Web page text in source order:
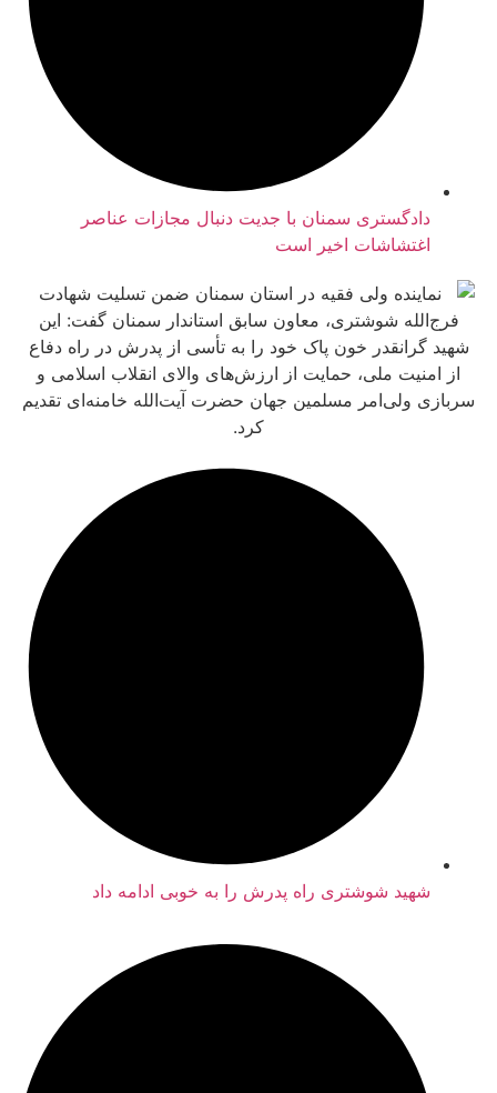
سمنان با جدیت دنبال مجازات عناصر
اخیر است
شوشتری راه پدرش را به خوبی ادامه داد